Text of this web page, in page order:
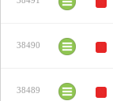
38490
38489